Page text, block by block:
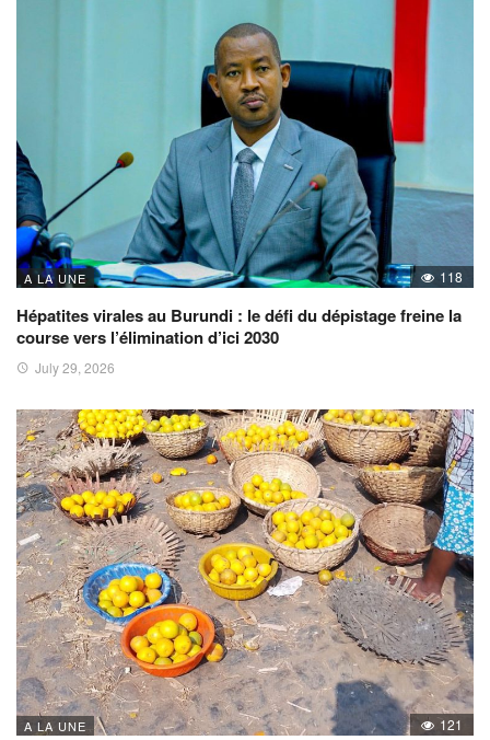
A LA UNE 118
Hépatites virales au Burundi : le défi du dépistage freine la
course vers l’élimination d’ici 2030
July 29, 2026
A LA UNE 121